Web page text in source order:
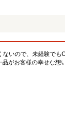
いので、未経験でも
がお客様の幸せな想